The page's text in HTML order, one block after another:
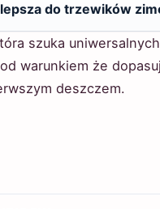
do trzewików
szuka
warunkiem że
deszczem.